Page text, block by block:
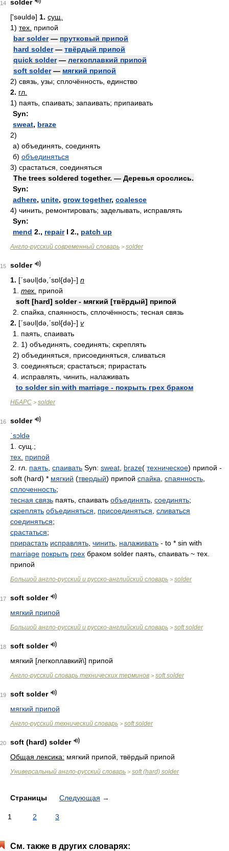
14
solder
['səuldə] 1. сущ.
1) тех. припой
bar solder— прутковый припой
hard solder— твёрдый припой
quick solder— легкоплавкий припой
soft solder— мягкий припой
2) связь, узы; сплочённость, единство
2. гл.
1) паять, спаивать; запаивать; припаивать
Syn:
sweat, braze
2)
а) объединять, соединять
б) объединяться
3) срастаться, соединяться
The trees soldered together. — Деревья срослись.
Syn:
adhere, unite, grow together, coalesce
4) чинить, ремонтировать; заделывать, исправлять
Syn:
mend 2., repairI 2., patch up
Англо-русский современный словарь > solder
15
solder
1. [ʹsəʋl|də,ʹsɒl{də}-] n
1. тех. припой
soft [hard] solder - мягкий [твёрдый] припой
2. спайка, спаянность, сплочённость; тесная связь
2. [ʹsəʋl|də,ʹsɒl{də}-] v
1. паять, спаивать
2. 1) объединять, соединять; скреплять
2) объединяться, присоединяться, сливаться
3. соединяться; срастаться; прирастать
4. исправлять, чинить, налаживать
to solder sin with marriage - покрыть грех браком
НБАРС > solder
16
solder
ˈsɔldə
1. сущ.;
тех. припой
2. гл. паять спаивать Syn: sweat braze( техническое) припой -
soft (hard) * мягкий (твердый) припой спайка спаянность
сплоченность;
тесная связь паять, спаивать объединять соединять;
скреплять объединяться присоединяться сливаться
соединяться;
срастаться;
прирастать исправлять чинить налаживать - to * sin with
marriage покрыть грех браком solder паять, спаивать ~ тех.
припой
Большой англо-русский и русско-английский словарь > solder
17
soft solder
мягкий припой
Большой англо-русский и русско-английский словарь > soft solder
18
soft solder
мягкий [легкоплавкий\] припой
Англо-русский словарь технических терминов > soft solder
19
soft solder
мягкий припой
Англо-русский технический словарь > soft solder
20
soft (hard) solder
Общая лексика: мягкий припой, твёрдый припой
Универсальный англо-русский словарь > soft (hard) solder
Страницы Следующая →
1 2 3
См. также в других словарях: